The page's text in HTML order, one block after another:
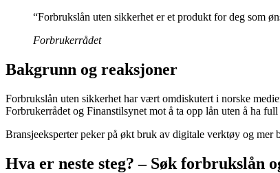
“Forbrukslån uten sikkerhet er et produkt for deg som
Forbrukerrådet
Bakgrunn og reaksjoner
Forbrukslån uten sikkerhet har vært omdiskutert i norske
Forbrukerrådet og Finanstilsynet mot å ta opp lån uten å ha
Bransjeeksperter peker på økt bruk av digitale verktøy og
Hva er neste steg? – Søk forbrukslån